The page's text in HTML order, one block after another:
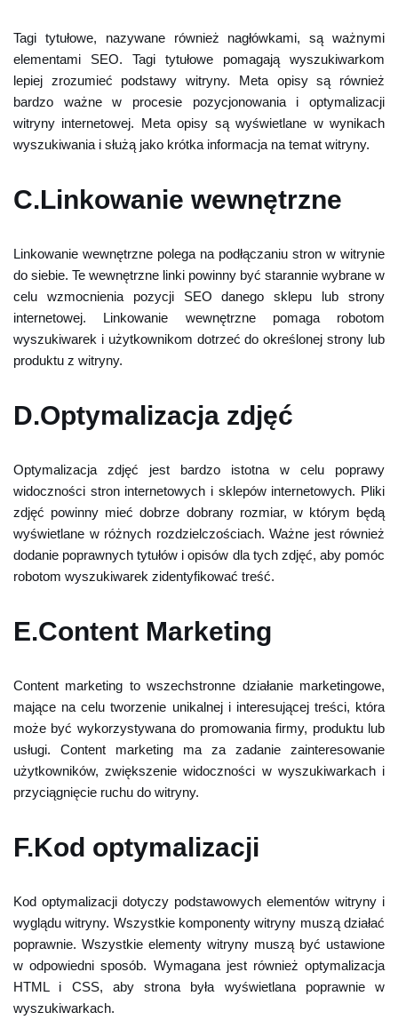
Tagi tytułowe, nazywane również nagłówkami, są ważnymi
elementami SEO. Tagi tytułowe pomagają wyszukiwarkom
lepiej zrozumieć podstawy witryny. Meta opisy są również
bardzo ważne w procesie pozycjonowania i optymalizacji
witryny internetowej. Meta opisy są wyświetlane w wynikach
wyszukiwania i służą jako krótka informacja na temat witryny.
C.Linkowanie wewnętrzne
Linkowanie wewnętrzne polega na podłączaniu stron w witrynie
do siebie. Te wewnętrzne linki powinny być starannie wybrane w
celu wzmocnienia pozycji SEO danego sklepu lub strony
internetowej. Linkowanie wewnętrzne pomaga robotom
wyszukiwarek i użytkownikom dotrzeć do określonej strony lub
produktu z witryny.
D.Optymalizacja zdjęć
Optymalizacja zdjęć jest bardzo istotna w celu poprawy
widoczności stron internetowych i sklepów internetowych. Pliki
zdjęć powinny mieć dobrze dobrany rozmiar, w którym będą
wyświetlane w różnych rozdzielczościach. Ważne jest również
dodanie poprawnych tytułów i opisów dla tych zdjęć, aby pomóc
robotom wyszukiwarek zidentyfikować treść.
E.Content Marketing
Content marketing to wszechstronne działanie marketingowe,
mające na celu tworzenie unikalnej i interesującej treści, która
może być wykorzystywana do promowania firmy, produktu lub
usługi. Content marketing ma za zadanie zainteresowanie
użytkowników, zwiększenie widoczności w wyszukiwarkach i
przyciągnięcie ruchu do witryny.
F.Kod optymalizacji
Kod optymalizacji dotyczy podstawowych elementów witryny i
wyglądu witryny. Wszystkie komponenty witryny muszą działać
poprawnie. Wszystkie elementy witryny muszą być ustawione
w odpowiedni sposób. Wymagana jest również optymalizacja
HTML i CSS, aby strona była wyświetlana poprawnie w
wyszukiwarkach.